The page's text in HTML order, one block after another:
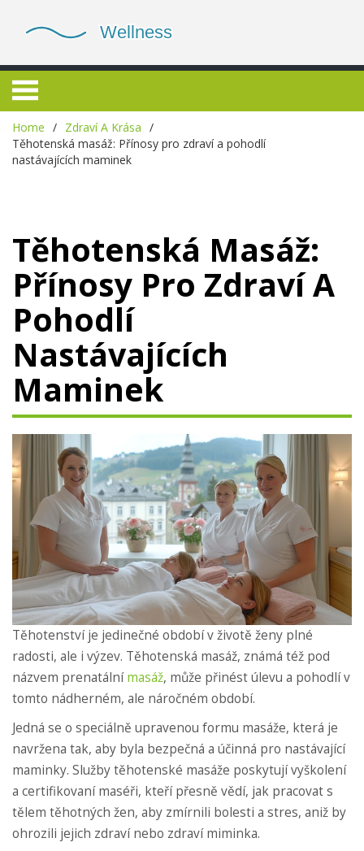
Home
Zdraví A Krása
Těhotenská masáž: Přínosy pro zdraví a pohodlí
nastávajících maminek
Těhotenská Masáž:
Přínosy Pro Zdraví A
Pohodlí
Nastávajících
Maminek
Těhotenství je jedinečné období v životě ženy plné
radosti, ale i výzev. Těhotenská masáž, známá též pod
názvem prenatálnímasáž, může přinést úlevu a pohodlí v
tomto nádherném, ale náročném období.
Jedná se o speciálně upravenou formu masáže, která je
navržena tak, aby byla bezpečná a účinná pro nastávající
maminky. Služby těhotenské masáže poskytují vyškolení
a certifikovaní maséři, kteří přesně vědí, jak pracovat s
tělem těhotných žen, aby zmírnili bolesti a stres, aniž by
ohrozili jejich zdraví nebo zdraví miminka.